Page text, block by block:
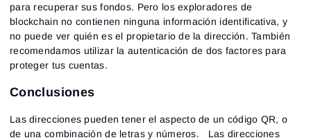
para recuperar sus fondos. Pero los exploradores de
blockchain no contienen ninguna información identificativa, y
no puede ver quién es el propietario de la dirección. También
recomendamos utilizar la autenticación de dos factores para
proteger tus cuentas.
Conclusiones
Las direcciones pueden tener el aspecto de un código QR, o
de una combinación de letras y números. Las direcciones